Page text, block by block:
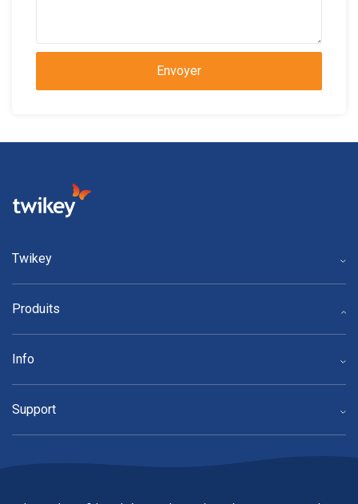
Envoyer
Twikey
Produits
Info
Support